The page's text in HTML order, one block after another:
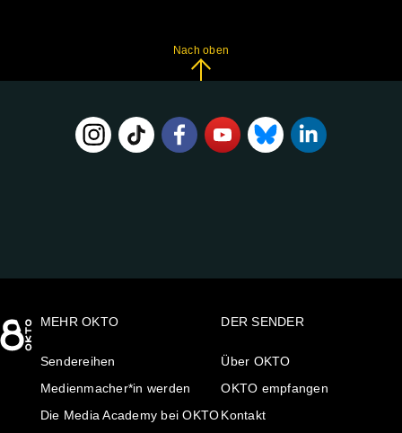
Nach oben
MEHR OKTO
Sendereihen
Medienmacher*in werden
Die Media Academy bei OKTO
DER SENDER
Über OKTO
OKTO empfangen
Kontakt